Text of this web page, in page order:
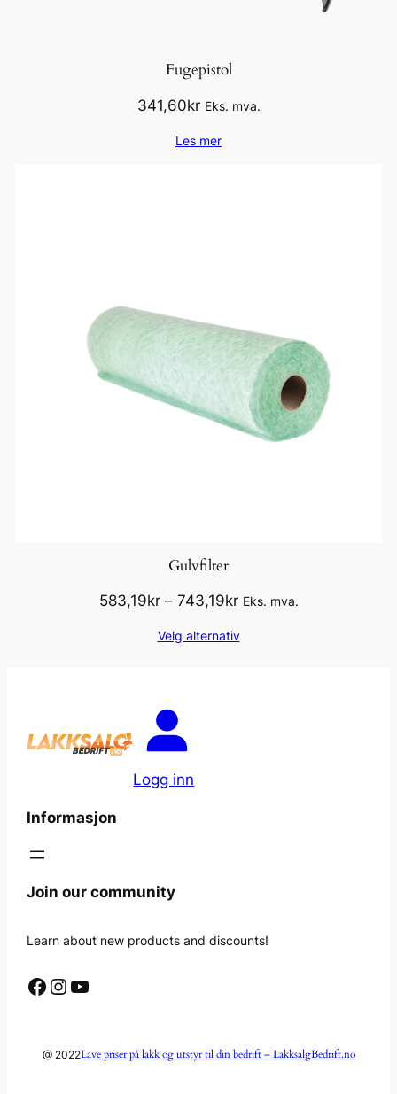
Fugepistol
341,60kr Eks. mva.
Les mer
Gulvfilter
583,19kr – 743,19krPrisområde:
til
Eks. mva.
Velg alternativ
Logg inn
Informasjon
Join our community
Learn about new products and discounts!
Facebook InstagramYouTube
@ 2022Lave priser på lakk og utstyr til din bedrift – LakksalgBedrift.no